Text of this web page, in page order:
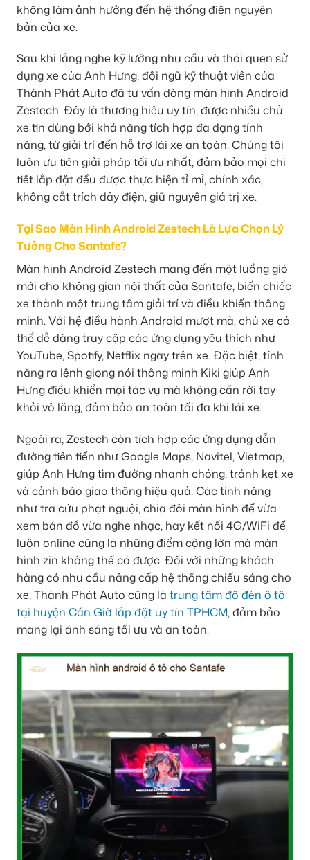
không làm ảnh hưởng đến hệ thống điện nguyên
bản của xe.
Sau khi lắng nghe kỹ lưỡng nhu cầu và thói quen sử
dụng xe của Anh Hưng, đội ngũ kỹ thuật viên của
Thành Phát Auto đã tư vấn dòng màn hình Android
Zestech. Đây là thương hiệu uy tín, được nhiều chủ
xe tin dùng bởi khả năng tích hợp đa dạng tính
năng, từ giải trí đến hỗ trợ lái xe an toàn. Chúng tôi
luôn ưu tiên giải pháp tối ưu nhất, đảm bảo mọi chi
tiết lắp đặt đều được thực hiện tỉ mỉ, chính xác,
không cắt trích dây điện, giữ nguyên giá trị xe.
Tại Sao Màn Hình Android Zestech Là Lựa Chọn Lý
Tưởng Cho Santafe?
Màn hình Android Zestech mang đến một luồng gió
mới cho không gian nội thất của Santafe, biến chiếc
xe thành một trung tâm giải trí và điều khiển thông
minh. Với hệ điều hành Android mượt mà, chủ xe có
thể dễ dàng truy cập các ứng dụng yêu thích như
YouTube, Spotify, Netflix ngay trên xe. Đặc biệt, tính
năng ra lệnh giọng nói thông minh Kiki giúp Anh
Hưng điều khiển mọi tác vụ mà không cần rời tay
khỏi vô lăng, đảm bảo an toàn tối đa khi lái xe.
Ngoài ra, Zestech còn tích hợp các ứng dụng dẫn
đường tiên tiến như Google Maps, Navitel, Vietmap,
giúp Anh Hưng tìm đường nhanh chóng, tránh kẹt xe
và cảnh báo giao thông hiệu quả. Các tính năng
như tra cứu phạt nguội, chia đôi màn hình để vừa
xem bản đồ vừa nghe nhạc, hay kết nối 4G/WiFi để
luôn online cũng là những điểm cộng lớn mà màn
hình zin không thể có được. Đối với những khách
hàng có nhu cầu nâng cấp hệ thống chiếu sáng cho
xe, Thành Phát Auto cũng là trung tâm độ đèn ô tô
tại huyện Cần Giờ lắp đặt uy tín TPHCM, đảm bảo
mang lại ánh sáng tối ưu và an toàn.